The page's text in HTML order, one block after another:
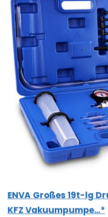
ENVA Großes 19t-lg
KFZ Vakuumpumpe…*